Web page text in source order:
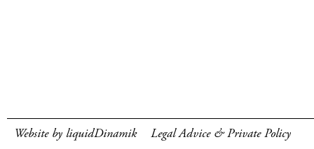
Website by liquidDinamik Legal Advice & Private Policy